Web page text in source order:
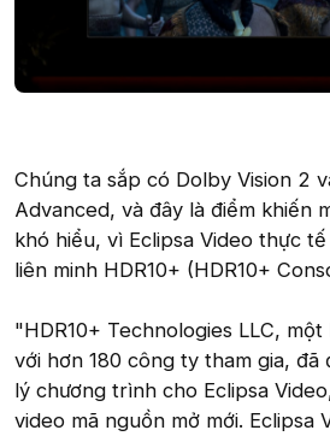
Chúng ta sắp có Dolby Vision 2
Advanced, và đây là điểm khiến
khó hiểu, vì Eclipsa Video thực
liên minh HDR10+ (HDR10+
"HDR10+ Technologies LLC,
với hơn 180 công ty tham gia, đã
lý chương trình cho Eclipsa
video mã nguồn mở mới. Eclipsa